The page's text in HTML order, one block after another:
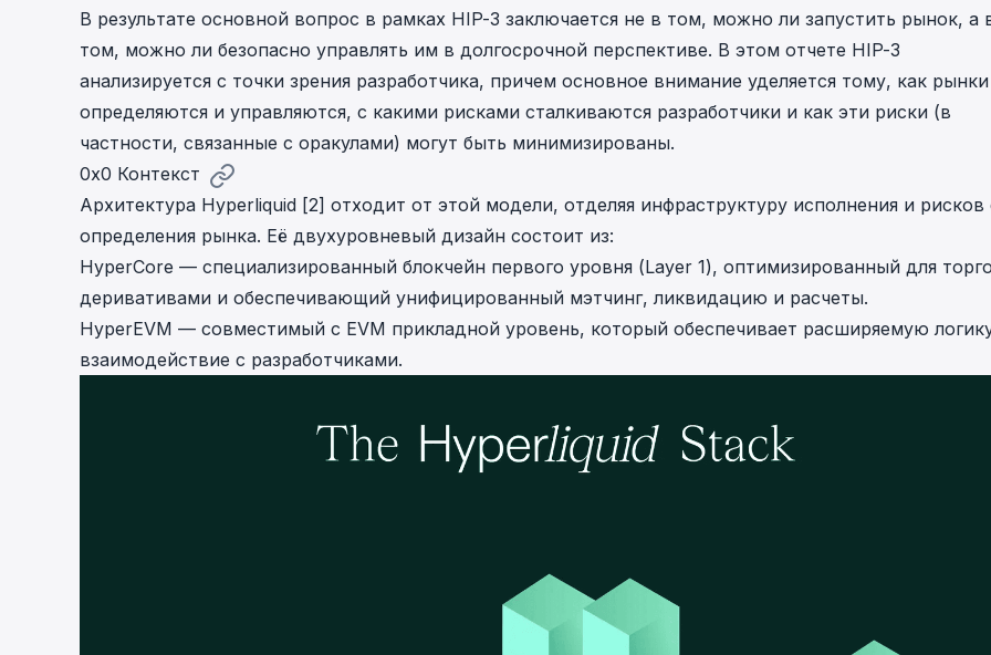
В результате основной вопрос в рамках HIP-3 заключается не в том, можно ли запустить рынок, а
том, можно ли безопасно управлять им в долгосрочной перспективе. В этом отчете HIP-3
анализируется с точки зрения разработчика, причем основное внимание уделяется тому, как рынки
определяются и управляются, с какими рисками сталкиваются разработчики и как эти риски (в
частности, связанные с оракулами) могут быть минимизированы.
0x0 Контекст
Архитектура Hyperliquid [2] отходит от этой модели, отделяя инфраструктуру исполнения и рисков
определения рынка. Её двухуровневый дизайн состоит из:
HyperCore — специализированный блокчейн первого уровня (Layer 1), оптимизированный для
деривативами и обеспечивающий унифицированный мэтчинг, ликвидацию и расчеты.
HyperEVM — совместимый с EVM прикладной уровень, который обеспечивает расширяемую
взаимодействие с разработчиками.